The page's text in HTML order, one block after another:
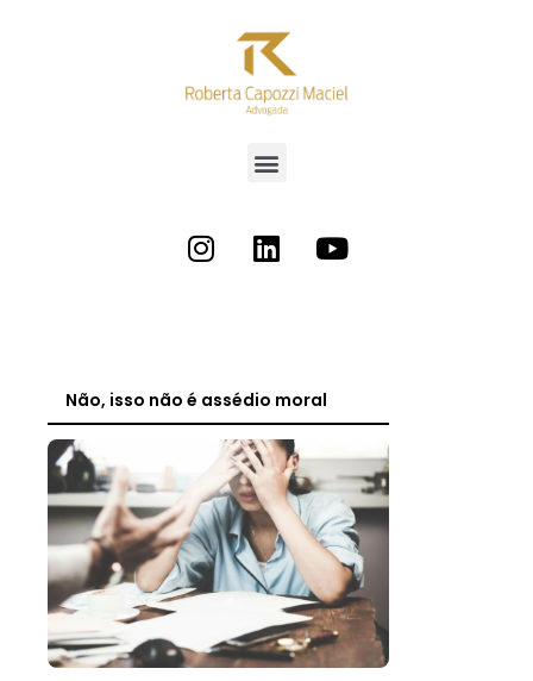
Não, isso não é assédio moral